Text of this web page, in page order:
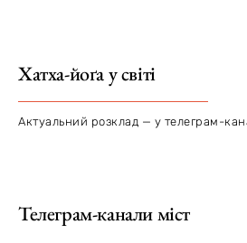
Хатха-йоґа у світі
Актуальний розклад — у телеграм-
Телеграм-канали міст